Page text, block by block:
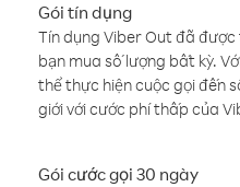
Gói tín dụng
Tín dụng Viber Out đã
bạn mua số lượng bất kỳ.
thể thực hiện cuộc gọi đến
giới với cước phí thấp của
Gói cước gọi 30 ngày